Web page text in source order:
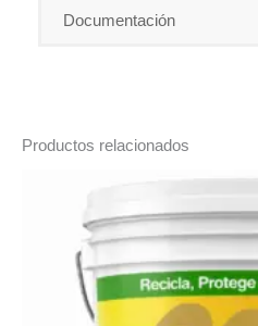
Documentación
Productos relacionados